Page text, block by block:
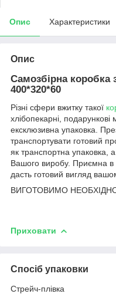
Опис Характеристики
Опис
Самозбірна коробка
400*320*60
Різні сфери вжитку такої
хлібопекарні, подарункові
ексклюзивна упаковка.
транспортувати готовий
як транспортна упаковка,
Вашого виробу. Приємна в
дасть готовий вигляд
ВИГОТОВИМО
Приховати
Спосіб упаковки
Стрейч-плівка